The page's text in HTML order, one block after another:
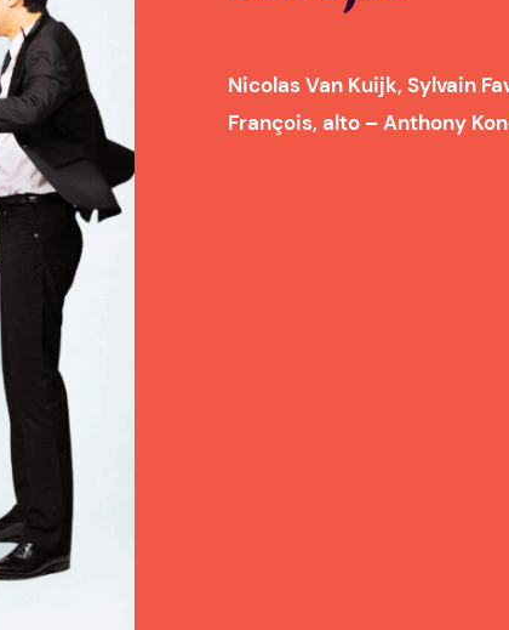
Nicolas Van Kuijk, Sylvain
François, alto – Anthony